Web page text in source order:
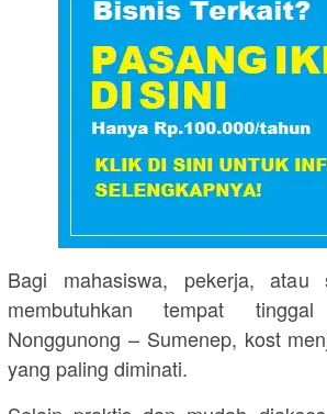
Bagi mahasiswa, pekerja,
membutuhkan tempat
Nonggunong – Sumenep, kost
yang paling diminati.